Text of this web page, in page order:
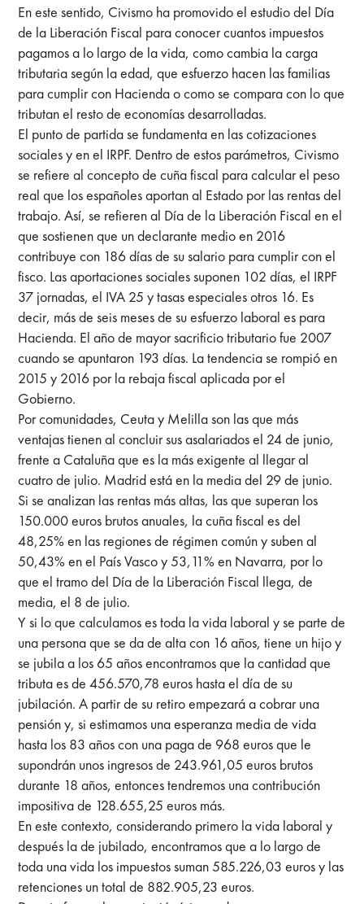
En este sentido, Civismo ha promovido el estudio del Día
de la Liberación Fiscal para conocer cuantos impuestos
pagamos a lo largo de la vida, como cambia la carga
tributaria según la edad, que esfuerzo hacen las familias
para cumplir con Hacienda o como se compara con lo que
tributan el resto de economías desarrolladas.
El punto de partida se fundamenta en las cotizaciones
sociales y en el IRPF. Dentro de estos parámetros, Civismo
se refiere al concepto de cuña fiscal para calcular el peso
real que los españoles aportan al Estado por las rentas del
trabajo. Así, se refieren al Día de la Liberación Fiscal en el
que sostienen que un declarante medio en 2016
contribuye con 186 días de su salario para cumplir con el
fisco. Las aportaciones sociales suponen 102 días, el IRPF
37 jornadas, el IVA 25 y tasas especiales otros 16. Es
decir, más de seis meses de su esfuerzo laboral es para
Hacienda. El año de mayor sacrificio tributario fue 2007
cuando se apuntaron 193 días. La tendencia se rompió en
2015 y 2016 por la rebaja fiscal aplicada por el
Gobierno.
Por comunidades, Ceuta y Melilla son las que más
ventajas tienen al concluir sus asalariados el 24 de junio,
frente a Cataluña que es la más exigente al llegar al
cuatro de julio. Madrid está en la media del 29 de junio.
Si se analizan las rentas más altas, las que superan los
150.000 euros brutos anuales, la cuña fiscal es del
48,25% en las regiones de régimen común y suben al
50,43% en el País Vasco y 53,11% en Navarra, por lo
que el tramo del Día de la Liberación Fiscal llega, de
media, el 8 de julio.
Y si lo que calculamos es toda la vida laboral y se parte de
una persona que se da de alta con 16 años, tiene un hijo y
se jubila a los 65 años encontramos que la cantidad que
tributa es de 456.570,78 euros hasta el día de su
jubilación. A partir de su retiro empezará a cobrar una
pensión y, si estimamos una esperanza media de vida
hasta los 83 años con una paga de 968 euros que le
supondrán unos ingresos de 243.961,05 euros brutos
durante 18 años, entonces tendremos una contribución
impositiva de 128.655,25 euros más.
En este contexto, considerando primero la vida laboral y
después la de jubilado, encontramos que a lo largo de
toda una vida los impuestos suman 585.226,03 euros y las
retenciones un total de 882.905,23 euros.